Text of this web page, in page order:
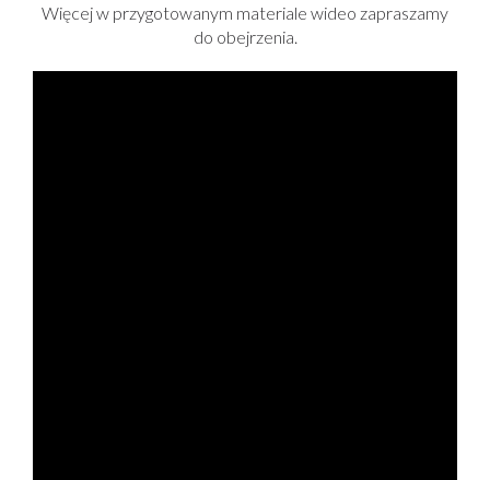
Więcej w przygotowanym materiale wideo zapraszamy
do obejrzenia.